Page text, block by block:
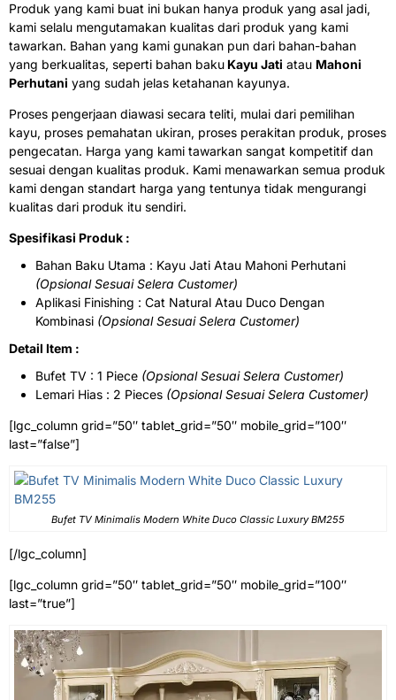
Produk yang kami buat ini bukan hanya produk yang asal jadi,
kami selalu mengutamakan kualitas dari produk yang kami
tawarkan. Bahan yang kami gunakan pun dari bahan-bahan
yang berkualitas, seperti bahan baku Kayu Jati atau Mahoni
Perhutani yang sudah jelas ketahanan kayunya.
Proses pengerjaan diawasi secara teliti, mulai dari pemilihan
kayu, proses pemahatan ukiran, proses perakitan produk, proses
pengecatan. Harga yang kami tawarkan sangat kompetitif dan
sesuai dengan kualitas produk. Kami menawarkan semua produk
kami dengan standart harga yang tentunya tidak mengurangi
kualitas dari produk itu sendiri.
Spesifikasi Produk :
Bahan Baku Utama : Kayu Jati Atau Mahoni Perhutani
(Opsional Sesuai Selera Customer)
Aplikasi Finishing : Cat Natural Atau Duco Dengan
Kombinasi (Opsional Sesuai Selera Customer)
Detail Item :
Bufet TV : 1 Piece (Opsional Sesuai Selera Customer)
Lemari Hias : 2 Pieces (Opsional Sesuai Selera Customer)
[lgc_column grid=”50″ tablet_grid=”50″ mobile_grid=”100″
last=”false”]
Bufet TV Minimalis Modern White Duco Classic Luxury BM255
[/lgc_column]
[lgc_column grid=”50″ tablet_grid=”50″ mobile_grid=”100″
last=”true”]